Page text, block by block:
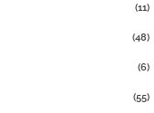
(11)
(48)
(6)
(55)